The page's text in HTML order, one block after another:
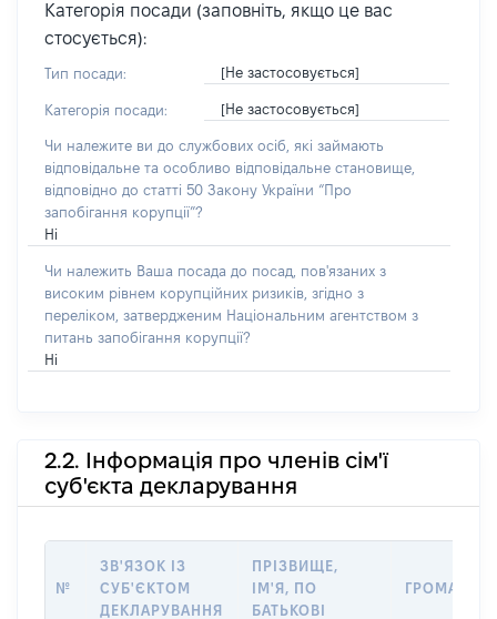
Категорія посади (заповніть, якщо це вас
стосується):
Тип посади: [Не застосовується]
Категорія посади: [Не застосовується]
Чи належите ви до службових осіб, які займають
відповідальне та особливо відповідальне становище,
відповідно до статті 50 Закону України “Про
запобігання корупції”?
Ні
Чи належить Ваша посада до посад, пов'язаних з
високим рівнем корупційних ризиків, згідно з
переліком, затвердженим Національним агентством з
питань запобігання корупції?
Ні
2.2. Інформація про членів сім'ї
суб'єкта декларування
№
ЗВ'ЯЗОК ІЗ
СУБ'ЄКТОМ
ДЕКЛАРУВАННЯ
ПРІЗВИЩЕ,
ІМ'Я, ПО
БАТЬКОВІ